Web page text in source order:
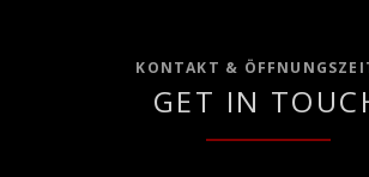
KONTAKT &
GET IN